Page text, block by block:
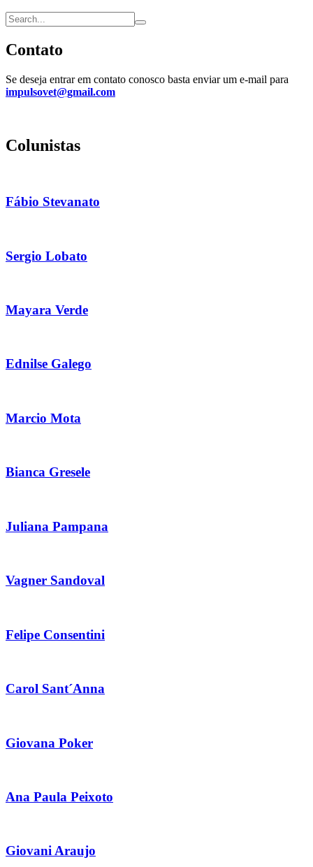
Contato
Se deseja entrar em contato conosco basta enviar um e-mail para
impulsovet@gmail.com
Colunistas
Fábio Stevanato
Sergio Lobato
Mayara Verde
Ednilse Galego
Marcio Mota
Bianca Gresele
Juliana Pampana
Vagner Sandoval
Felipe Consentini
Carol Sant´Anna
Giovana Poker
Ana Paula Peixoto
Giovani Araujo